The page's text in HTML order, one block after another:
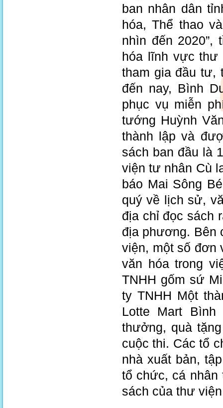
ban nhân dân
hóa, Thể thao
nhìn đến
hóa lĩnh vực thư
tham gia đầu tư,
đến nay, Bình
phục vụ miễn
tướng Huỳnh
thành lập và
sách ban đầu là
viện tư nhân Cù
báo Mai Sông
quý về lịch sử,
địa chỉ đọc sách
địa phương. Bên
viện, một số đơn
văn hóa trong
TNHH gốm sứ
ty TNHH Một
Lotte Mart
thưởng, quà
cuộc thi. Các tổ
nhà xuất bản,
tổ chức, cá nhân
sách của thư